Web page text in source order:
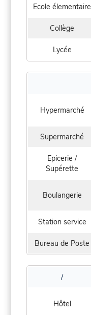
Ecole élementaire
Collège
Lycée
Hypermarché
Supermarché
Epicerie /
Supérette
Boulangerie
Station service
Bureau de Poste
/
Hôtel